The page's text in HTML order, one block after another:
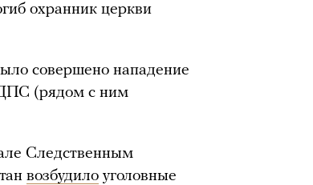
охранник церкви
совершено нападение
ДПС (рядом с ним
Следственным
возбудило уголовные